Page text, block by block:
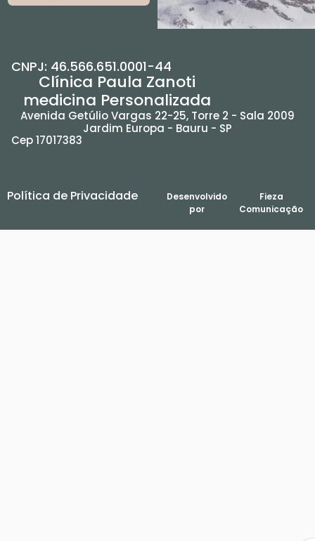
CNPJ: 46.566.651.0001-44
Clínica Paula Zanoti
medicina Personalizada
Avenida Getúlio Vargas 22-25, Torre 2 - Sala 2009
Jardim Europa - Bauru - SP
Cep 17017383
Desenvolvido
por
Fieza
Comunicação
Política de Privacidade